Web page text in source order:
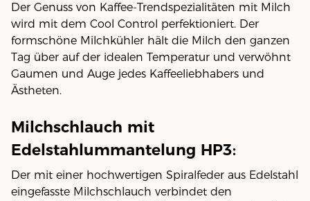
Der Genuss von Kaffee-Trendspezialitäten mit Milch
wird mit dem Cool Control perfektioniert. Der
formschöne Milchkühler hält die Milch den ganzen
Tag über auf der idealen Temperatur und verwöhnt
Gaumen und Auge jedes Kaffeeliebhabers und
Ästheten.
Milchschlauch mit
Edelstahlummantelung HP3:
Der mit einer hochwertigen Spiralfeder aus Edelstahl
eingefasste Milchschlauch verbindet den